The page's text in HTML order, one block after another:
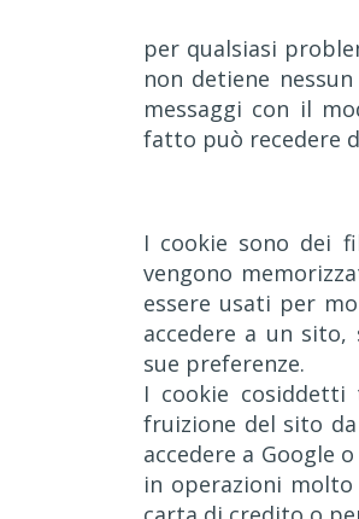
per qualsiasi
non detiene
messaggi con il
fatto può recedere
I cookie sono dei
vengono
essere usati per
accedere a un
sue preferenze.
I cookie cosiddetti
fruizione del sito
accedere a Google
in operazioni